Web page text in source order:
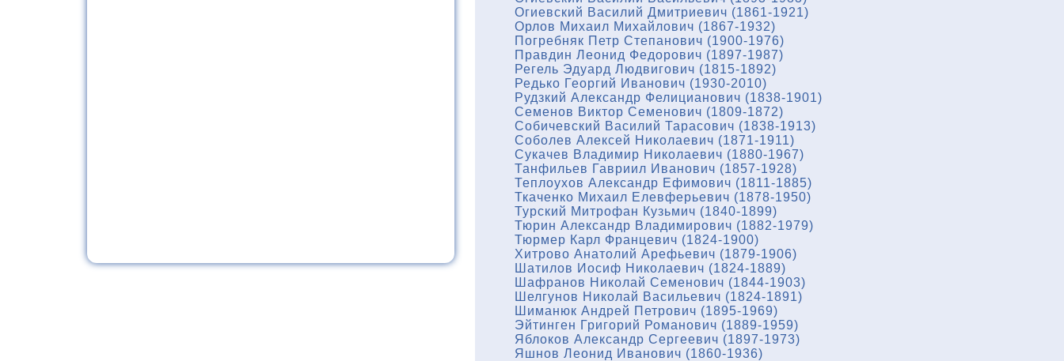
Огиевский Василий Дмитриевич (1861-1921)
Орлов Михаил Михайлович (1867-1932)
Погребняк Петр Степанович (1900-1976)
Правдин Леонид Федорович (1897-1987)
Регель Эдуард Людвигович (1815-1892)
Редько Георгий Иванович (1930-2010)
Рудзкий Александр Фелицианович (1838-1901)
Семенов Виктор Семенович (1809-1872)
Собичевский Василий Тарасович (1838-1913)
Соболев Алексей Николаевич (1871-1911)
Сукачев Владимир Николаевич (1880-1967)
Танфильев Гавриил Иванович (1857-1928)
Теплоухов Александр Ефимович (1811-1885)
Ткаченко Михаил Елевферьевич (1878-1950)
Турский Митрофан Кузьмич (1840-1899)
Тюрин Александр Владимирович (1882-1979)
Тюрмер Карл Францевич (1824-1900)
Хитрово Анатолий Арефьевич (1879-1906)
Шатилов Иосиф Николаевич (1824-1889)
Шафранов Николай Семенович (1844-1903)
Шелгунов Николай Васильевич (1824-1891)
Шиманюк Андрей Петрович (1895-1969)
Эйтинген Григорий Романович (1889-1959)
Яблоков Александр Сергеевич (1897-1973)
Яшнов Леонид Иванович (1860-1936)